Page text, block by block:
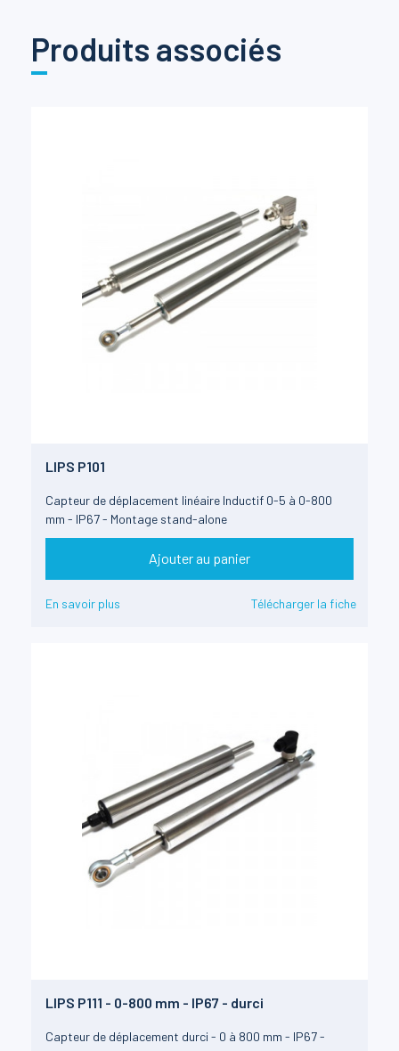
Produits associés
LIPS P101
Capteur de déplacement linéaire Inductif 0-5 à 0-800
mm - IP67 - Montage stand-alone
Ajouter au panier
En savoir plus Télécharger la fiche
LIPS P111 - 0-800 mm - IP67 - durci
Capteur de déplacement durci - 0 à 800 mm - IP67 -